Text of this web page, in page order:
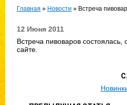
Главная » Новости » Встреча
12 Июня 2011
Встреча пивоваров состоялась,
сайте.